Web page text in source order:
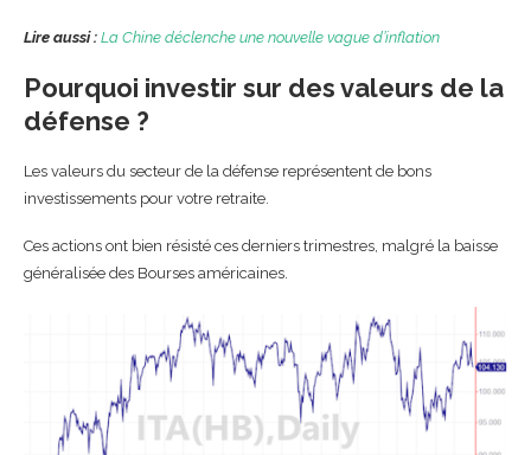
Lire aussi : La Chine déclenche une nouvelle vague d’inflation
Pourquoi investir sur des valeurs de la
défense ?
Les valeurs du secteur de la défense représentent de bons
investissements pour votre retraite.
Ces actions ont bien résisté ces derniers trimestres, malgré la baisse
généralisée des Bourses américaines.